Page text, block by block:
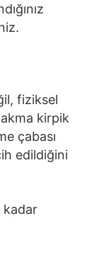
fiziksel
kirpik
çabası
edildiğini
kadar